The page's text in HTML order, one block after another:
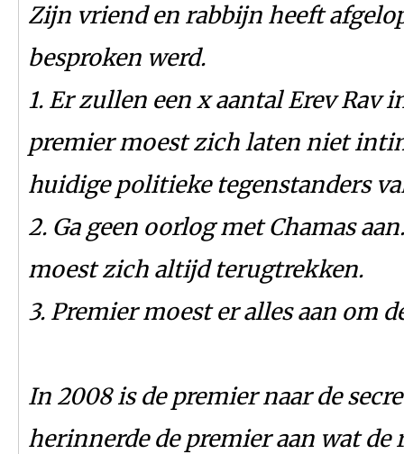
Zijn vriend en rabbijn heeft
besproken werd.
1. Er zullen een x aantal Erev Rav
premier moest zich laten niet
huidige politieke tegenstanders
2. Ga geen oorlog met Chamas
moest zich altijd terugtrekken.
3. Premier moest er alles aan om
In 2008 is de premier naar de
herinnerde de premier aan wat de